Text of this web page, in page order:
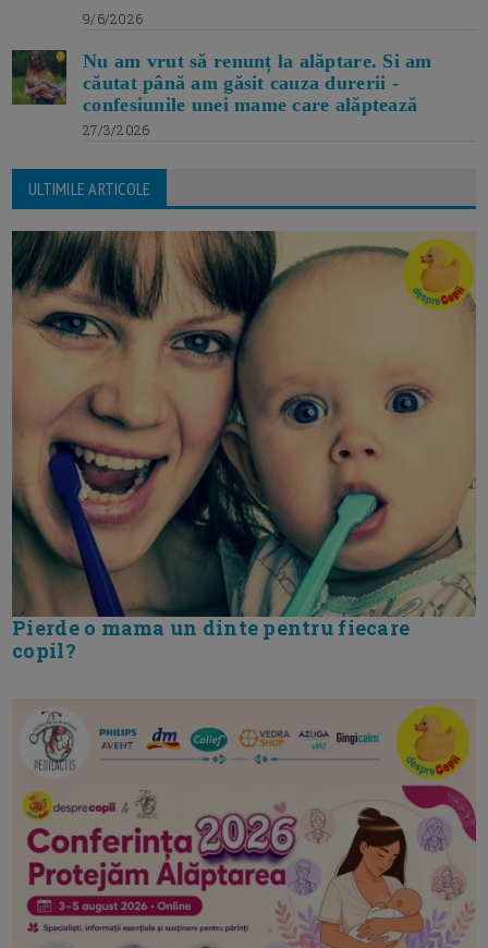
9/6/2026
Nu am vrut să renunț la alăptare. Si am
căutat până am găsit cauza durerii -
confesiunile unei mame care alăptează
27/3/2026
ULTIMILE ARTICOLE
Pierde o mama un dinte pentru fiecare
copil?